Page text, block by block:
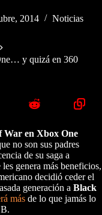
2014 Noticias
y quizá en 360
War en Xbox One
no son sus padres
de su saga a
genera más beneficios,
decidió ceder el
generación a Black
más de lo que jamás lo